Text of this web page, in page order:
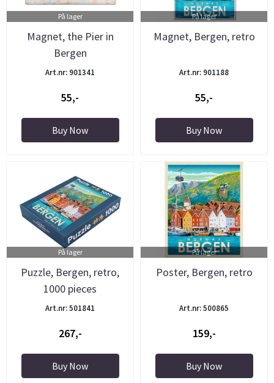
På lager
Magnet, the Pier in
Bergen
Art.nr: 901341
55,-
Buy Now
På lager
Magnet, Bergen, retro
Art.nr: 901188
55,-
Buy Now
På lager
Puzzle, Bergen, retro,
1000 pieces
Art.nr: 501841
267,-
Buy Now
På lager
Poster, Bergen, retro
Art.nr: 500865
159,-
Buy Now